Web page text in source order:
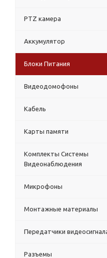
PTZ камера
Аккумулятор
Блоки Питания
Видеодомофоны
Кабель
Карты памяти
Комплекты Системы
Видеонаблюдения
Микрофоны
Монтажные материалы
Передатчики
Разъемы